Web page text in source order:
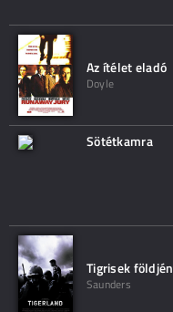
Az ítélet eladó
Doyle
Sötétkamra
Tigrisek földjén
Saunders